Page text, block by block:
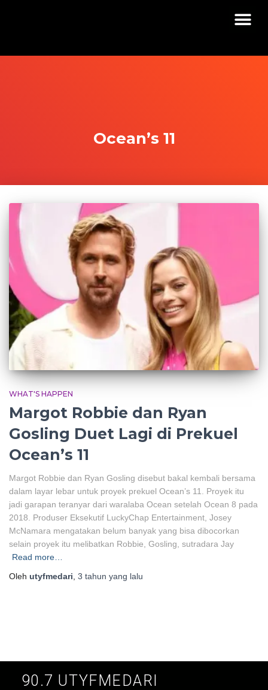
Ocean’s 11
WHAT'S HAPPEN
Margot Robbie dan Ryan
Gosling Duet Lagi di Prekuel
Ocean’s 11
Margot Robbie dan Ryan Gosling disebut bakal kembali bersama
dalam layar lebar untuk proyek prekuel Ocean’s 11. Proyek itu
jadi garapan teranyar dari waralaba Ocean setelah Ocean 8 pada
2018. Produser Eksekutif LuckyChap Entertainment, Josey
McNamara mengatakan belum banyak yang bisa dibocorkan
selain proyek itu melibatkan Robbie, Gosling, sutradara Jay
Read more…
Oleh utyfmedari 3 tahun yang lalu
90.7 UTYFMEDARI